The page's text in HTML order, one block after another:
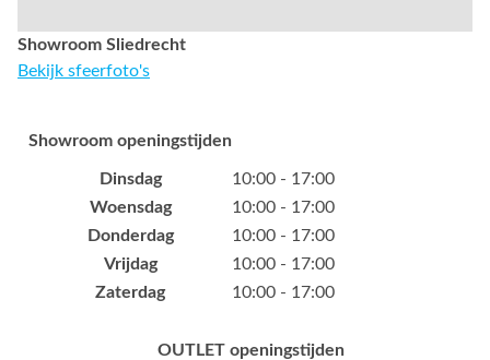
Showroom Sliedrecht
Bekijk sfeerfoto's
Showroom openingstijden
Dinsdag
10:00 - 17:00
Woensdag
10:00 - 17:00
Donderdag
10:00 - 17:00
Vrijdag
10:00 - 17:00
Zaterdag
10:00 - 17:00
OUTLET openingstijden